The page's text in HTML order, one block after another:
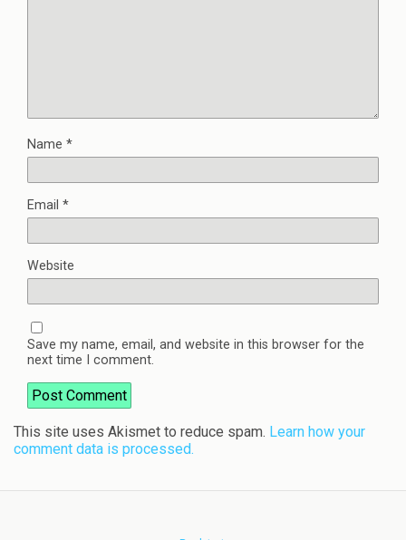
Name *
Email *
Website
Save my name, email, and website in this browser for the
next time I comment.
This site uses Akismet to reduce spam. Learn how your
comment data is processed.